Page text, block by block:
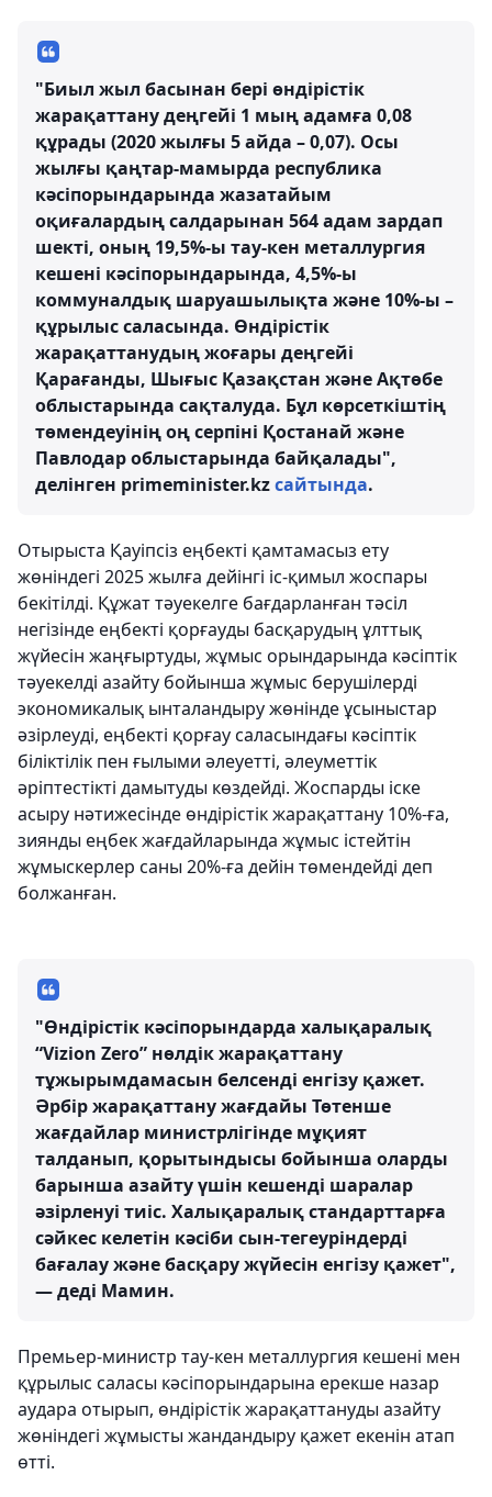
"Биыл жыл басынан бері өндірістік
жарақаттану деңгейі 1 мың адамға 0,08
құрады (2020 жылғы 5 айда – 0,07). Осы
жылғы қаңтар-мамырда республика
кәсіпорындарында жазатайым
оқиғалардың салдарынан 564 адам зардап
шекті, оның 19,5%-ы тау-кен металлургия
кешені кәсіпорындарында, 4,5%-ы
коммуналдық шаруашылықта және 10%-ы –
құрылыс саласында. Өндірістік
жарақаттанудың жоғары деңгейі
Қарағанды, Шығыс Қазақстан және Ақтөбе
облыстарында сақталуда. Бұл көрсеткіштің
төмендеуінің оң серпіні Қостанай және
Павлодар облыстарында байқалады",
делінген primeminister.kzсайтында.
Отырыста Қауіпсіз еңбекті қамтамасыз ету
жөніндегі 2025 жылға дейінгі іс-қимыл жоспары
бекітілді. Құжат тәуекелге бағдарланған тәсіл
негізінде еңбекті қорғауды басқарудың ұлттық
жүйесін жаңғыртуды, жұмыс орындарында кәсіптік
тәуекелді азайту бойынша жұмыс берушілерді
экономикалық ынталандыру жөнінде ұсыныстар
әзірлеуді, еңбекті қорғау саласындағы кәсіптік
біліктілік пен ғылыми әлеуетті, әлеуметтік
әріптестікті дамытуды көздейді. Жоспарды іске
асыру нәтижесінде өндірістік жарақаттану 10%-ға,
зиянды еңбек жағдайларында жұмыс істейтін
жұмыскерлер саны 20%-ға дейін төмендейді деп
болжанған.
"Өндірістік кәсіпорындарда халықаралық
“Vizion Zero” нөлдік жарақаттану
тұжырымдамасын белсенді енгізу қажет.
Әрбір жарақаттану жағдайы Төтенше
жағдайлар министрлігінде мұқият
талданып, қорытындысы бойынша оларды
барынша азайту үшін кешенді шаралар
әзірленуі тиіс. Халықаралық стандарттарға
сәйкес келетін кәсіби сын-тегеуріндерді
бағалау және басқару жүйесін енгізу қажет",
— деді Мамин.
Премьер-министр тау-кен металлургия кешені мен
құрылыс саласы кәсіпорындарына ерекше назар
аудара отырып, өндірістік жарақаттануды азайту
жөніндегі жұмысты жандандыру қажет екенін атап
өтті.